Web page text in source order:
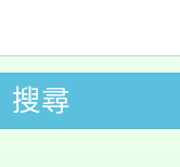
桃園電
動會8/
舉行。
享有免
搜尋